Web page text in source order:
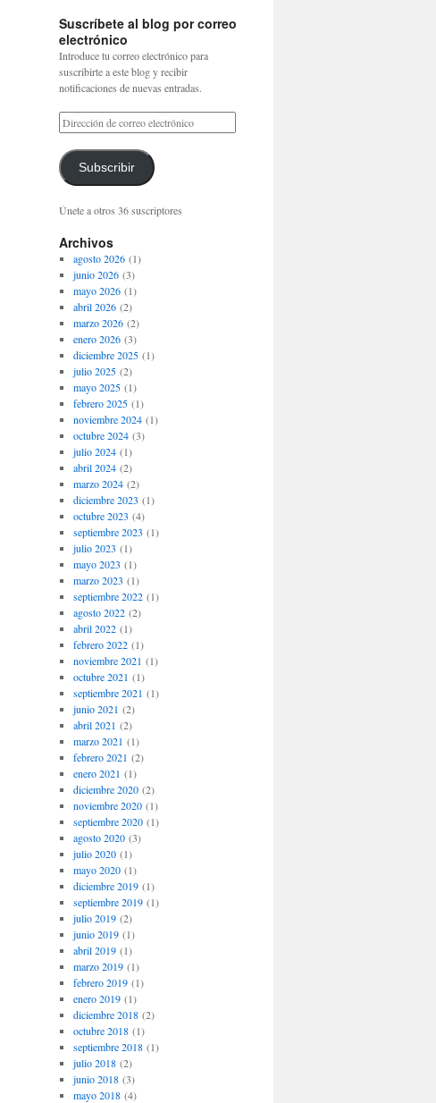
Suscríbete al blog por correo
electrónico
Introduce tu correo electrónico para
suscribirte a este blog y recibir
notificaciones de nuevas entradas.
Subscribir
Únete a otros 36 suscriptores
Archivos
agosto 2026(1)
junio 2026(3)
mayo 2026(1)
abril 2026(2)
marzo 2026(2)
enero 2026(3)
diciembre 2025(1)
julio 2025(2)
mayo 2025(1)
febrero 2025(1)
noviembre 2024(1)
octubre 2024(3)
julio 2024(1)
abril 2024(2)
marzo 2024(2)
diciembre 2023 (1)
octubre 2023 (4)
septiembre 2023 (1)
julio 2023 (1)
mayo 2023 (1)
marzo 2023 (1)
septiembre 2022(1)
agosto 2022(2)
abril 2022(1)
febrero 2022(1)
noviembre 2021 (1)
octubre 2021 (1)
septiembre 2021 (1)
junio 2021 (2)
abril 2021 (2)
marzo 2021 (1)
febrero 2021 (2)
enero 2021 (1)
diciembre 2020(2)
noviembre 2020(1)
septiembre 2020(1)
agosto 2020(3)
julio 2020(1)
mayo 2020(1)
diciembre 2019(1)
septiembre 2019(1)
julio 2019(2)
junio 2019(1)
abril 2019(1)
marzo 2019(1)
febrero 2019(1)
enero 2019(1)
diciembre 2018(2)
octubre 2018(1)
septiembre 2018(1)
julio 2018(2)
junio 2018(3)
mayo 2018(4)